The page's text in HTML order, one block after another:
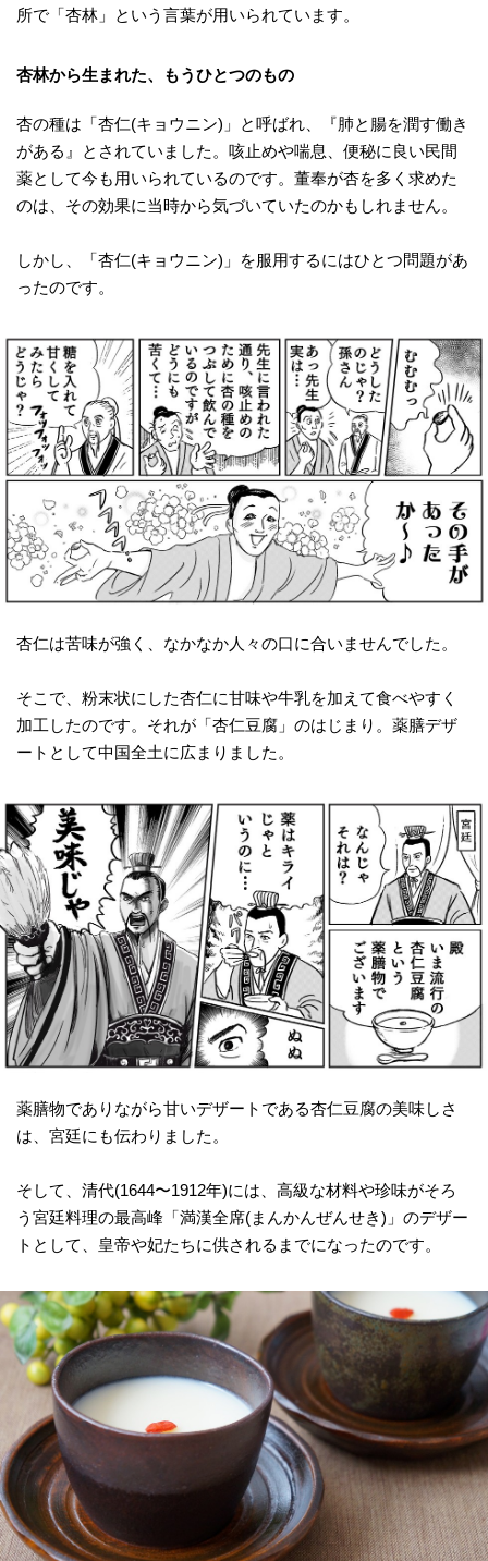
所で「杏林」という言葉が用いられています。
杏林から生まれた、もうひとつのもの
杏の種は「杏仁(キョウニン)」と呼ばれ、『肺と腸を潤す働き
がある』とされていました。咳止めや喘息、便秘に良い民間
薬として今も用いられているのです。董奉が杏を多く求めた
のは、その効果に当時から気づいていたのかもしれません。
しかし、「杏仁(キョウニン)」を服用するにはひとつ問題があ
ったのです。
杏仁は苦味が強く、なかなか人々の口に合いませんでした。
そこで、粉末状にした杏仁に甘味や牛乳を加えて食べやすく
加工したのです。それが「杏仁豆腐」のはじまり。薬膳デザ
ートとして中国全土に広まりました。
薬膳物でありながら甘いデザートである杏仁豆腐の美味しさ
は、宮廷にも伝わりました。
そして、清代(1644〜1912年)には、高級な材料や珍味がそろ
う宮廷料理の最高峰「満漢全席(まんかんぜんせき)」のデザー
トとして、皇帝や妃たちに供されるまでになったのです。